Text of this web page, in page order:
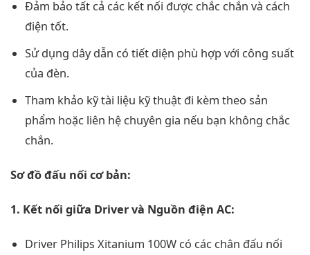
Đảm bảo tất cả các kết nối được chắc chắn và cách
điện tốt.
Sử dụng dây dẫn có tiết diện phù hợp với công suất
của đèn.
Tham khảo kỹ tài liệu kỹ thuật đi kèm theo sản
phẩm hoặc liên hệ chuyên gia nếu bạn không chắc
chắn.
Sơ đồ đấu nối cơ bản:
1. Kết nối giữa Driver và Nguồn điện AC:
Driver Philips Xitanium 100W có các chân đấu nối